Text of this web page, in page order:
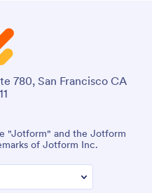
780, San Francisco CA
"Jotform" and the Jotform
of Jotform Inc.